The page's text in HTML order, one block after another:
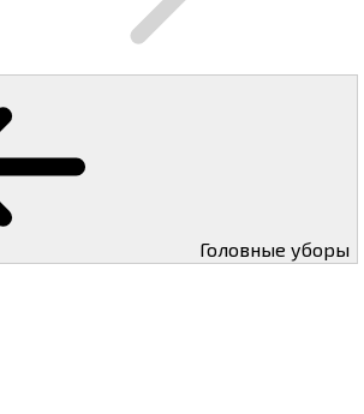
Головные уборы